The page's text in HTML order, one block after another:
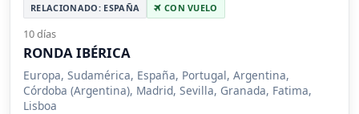
RELACIONADO: ESPAÑA CON VUELO
10 días
RONDA IBÉRICA
Europa, Sudamérica, España, Portugal, Argentina,
Córdoba (Argentina), Madrid, Sevilla, Granada, Fatima,
Lisboa